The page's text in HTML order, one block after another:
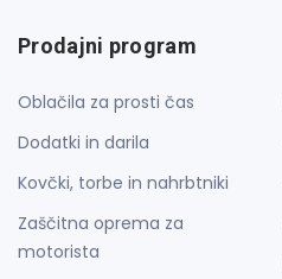
Prodajni program
Oblačila za prosti čas
Dodatki in darila
Kovčki, torbe in nahrbtniki
Zaščitna oprema za
motorista